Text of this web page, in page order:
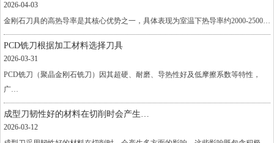
2026-04-03
金刚石刀具的高热导率是其核心优势之一，具体表现为室温下热导率约2000-2500…
PCD铣刀根据加工材料选择刀具
2026-03-31
PCD铣刀（聚晶金刚石铣刀）因其超硬、耐磨、导热性好及低摩擦系数等特性，
广…
成型刀韧性好的材料在切削时会产生…
2026-03-12